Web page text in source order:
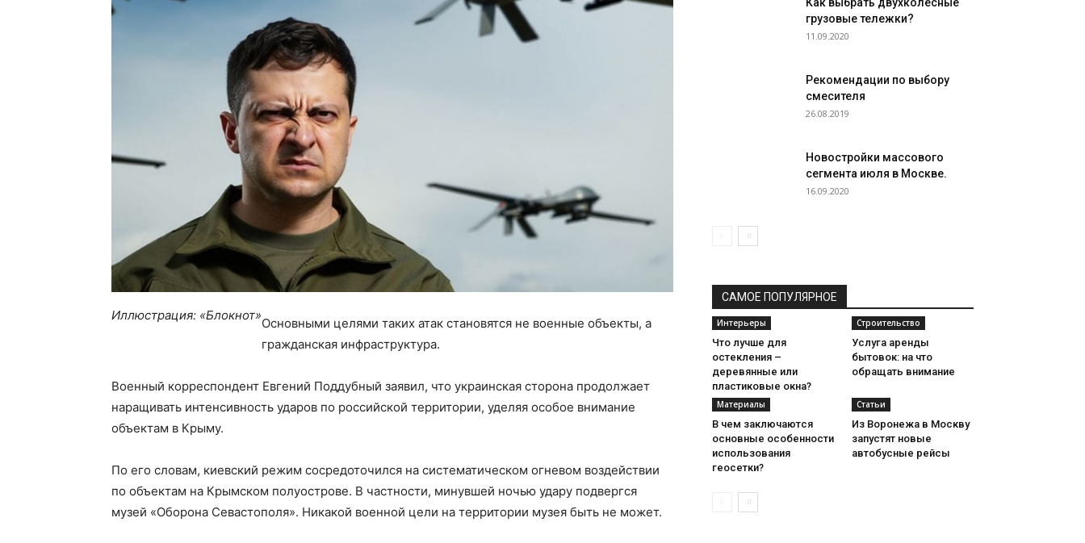
Иллюстрация: «Блокнот»
Основными целями таких атак становятся не военные объекты, а
гражданская инфраструктура.
Военный корреспондент Евгений Поддубный заявил, что украинская сторона продолжает
наращивать интенсивность ударов по российской территории, уделяя особое внимание
объектам в Крыму.
По его словам, киевский режим сосредоточился на систематическом огневом воздействии
по объектам на Крымском полуострове. В частности, минувшей ночью удару подвергся
музей «Оборона Севастополя». Никакой военной цели на территории музея быть не может.
грузовые тележки?
11.09.2020
Рекомендации по выбору
смесителя
26.08.2019
Новостройки массового
сегмента июля в Москве.
16.09.2020
САМОЕ ПОПУЛЯРНОЕ
Интерьеры
Что лучше для
остекления –
деревянные или
пластиковые окна?
Строительство
Услуга аренды
бытовок: на что
обращать внимание
Материалы
В чем заключаются
основные особенности
использования
геосетки?
Статьи
Из Воронежа в Москву
запустят новые
автобусные рейсы